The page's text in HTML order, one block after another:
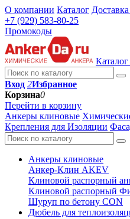
О компании Каталог
+7 (929) 583-80-25
Промокоды
Каталог
Вход 2Избранное
Корзина0
Перейти в корзину
Анкеры клиновые
Крепления для Изоляции
Анкеры клиновые
Анкер-Клин AKEV
Клиновой распорный
Клиновой распорный
Шуруп по бетону CON
Дюбель для